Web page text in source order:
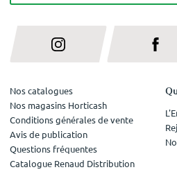
Nos catalogues
Nos magasins Horticash
Conditions générales de vente
Avis de publication
Questions fréquentes
Catalogue Renaud Distribution